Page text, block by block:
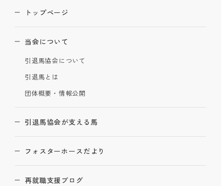
トップページ
当会について
引退馬協会について
引退馬とは
団体概要・情報公開
引退馬協会が支える馬
フォスターホースだより
再就職支援ブログ